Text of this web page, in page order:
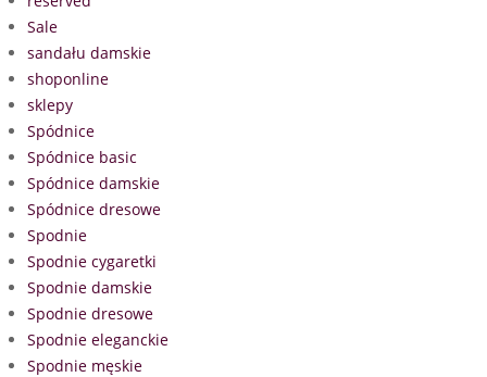
Sale
sandału damskie
shoponline
sklepy
Spódnice
Spódnice basic
Spódnice damskie
Spódnice dresowe
Spodnie
Spodnie cygaretki
Spodnie damskie
Spodnie dresowe
Spodnie eleganckie
Spodnie męskie